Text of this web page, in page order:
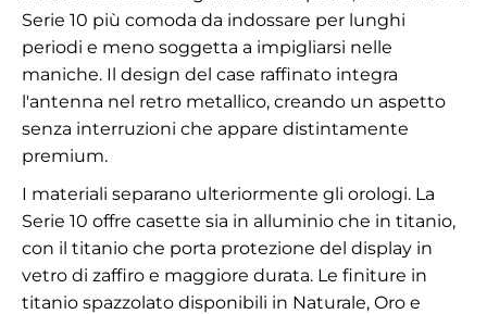
Serie 10 più comoda da indossare per lunghi
periodi e meno soggetta a impigliarsi nelle
maniche. Il design del case raffinato integra
l'antenna nel retro metallico, creando un aspetto
senza interruzioni che appare distintamente
premium.
I materiali separano ulteriormente gli orologi. La
Serie 10 offre casette sia in alluminio che in titanio,
con il titanio che porta protezione del display in
vetro di zaffiro e maggiore durata. Le finiture in
titanio spazzolato disponibili in Naturale, Oro e